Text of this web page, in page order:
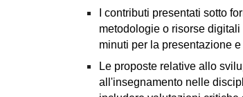
I contributi presentati sotto
metodologie o risorse
minuti per la presentazione
Le proposte relative allo
all'insegnamento nelle